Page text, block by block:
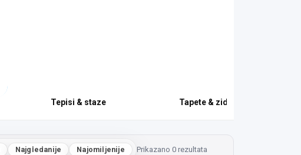
Tepisi & staze Tapete & zidni paneli
Najgledanije Najomiljenije Prikazano 0 rezultata